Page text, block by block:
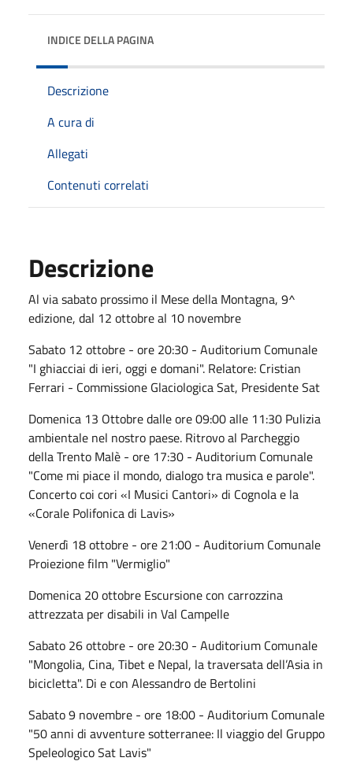
INDICE DELLA PAGINA
Descrizione
A cura di
Allegati
Contenuti correlati
Descrizione
Al via sabato prossimo il Mese della Montagna, 9^
edizione, dal 12 ottobre al 10 novembre
Sabato 12 ottobre - ore 20:30 - Auditorium Comunale
"I ghiacciai di ieri, oggi e domani". Relatore: Cristian
Ferrari - Commissione Glaciologica Sat, Presidente Sat
Domenica 13 Ottobre dalle ore 09:00 alle 11:30 Pulizia
ambientale nel nostro paese. Ritrovo al Parcheggio
della Trento Malè - ore 17:30 - Auditorium Comunale
"Come mi piace il mondo, dialogo tra musica e parole".
Concerto coi cori «I Musici Cantori» di Cognola e la
«Corale Polifonica di Lavis»
Venerdì 18 ottobre - ore 21:00 - Auditorium Comunale
Proiezione film "Vermiglio"
Domenica 20 ottobre Escursione con carrozzina
attrezzata per disabili in Val Campelle
Sabato 26 ottobre - ore 20:30 - Auditorium Comunale
"Mongolia, Cina, Tibet e Nepal, la traversata dell’Asia in
bicicletta". Di e con Alessandro de Bertolini
Sabato 9 novembre - ore 18:00 - Auditorium Comunale
"50 anni di avventure sotterranee: Il viaggio del Gruppo
Speleologico Sat Lavis"